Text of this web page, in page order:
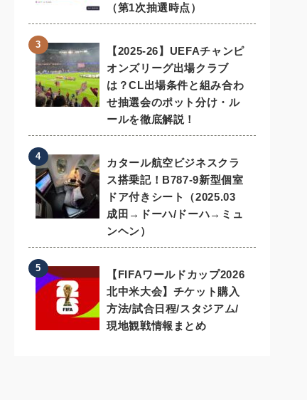
（第1次抽選時点）
【2025-26】UEFAチャンピ
オンズリーグ出場クラブ
は？CL出場条件と組み合わ
せ抽選会のポット分け・ル
ールを徹底解説！
カタール航空ビジネスクラ
ス搭乗記！B787-9新型個室
ドア付きシート（2025.03
成田→ドーハ/ドーハ→ミュ
ンヘン）
【FIFAワールドカップ2026
北中米大会】チケット購入
方法/試合日程/スタジアム/
現地観戦情報まとめ